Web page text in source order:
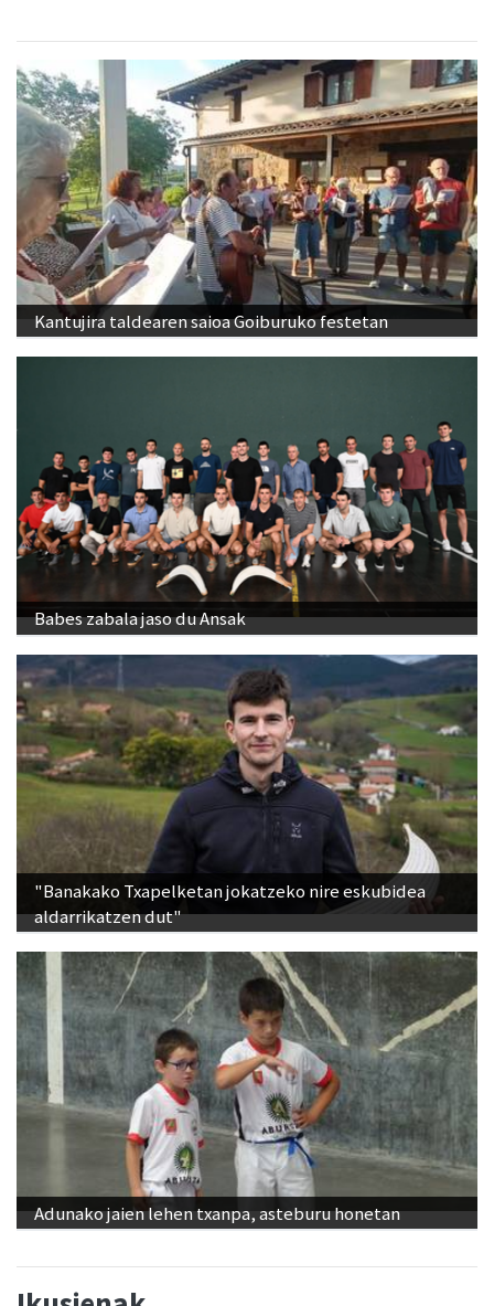
Kantujira taldearen saioa Goiburuko festetan
Babes zabala jaso du Ansak
"Banakako Txapelketan jokatzeko nire eskubidea
aldarrikatzen dut"
Adunako jaien lehen txanpa, asteburu honetan